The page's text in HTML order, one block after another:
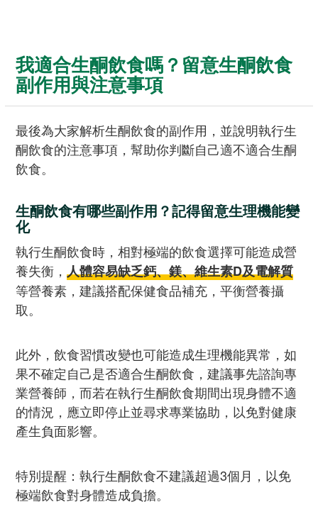
我適合生酮飲食嗎？留意生酮飲食
副作用與注意事項
最後為大家解析生酮飲食的副作用，並說明執行生
酮飲食的注意事項，幫助你判斷自己適不適合生酮
飲食。
生酮飲食有哪些副作用？記得留意生理機能變
化
執行生酮飲食時，相對極端的飲食選擇可能造成營
養失衡， 人體容易缺乏鈣、鎂、維生素D及電解質
等營養素，建議搭配保健食品補充，平衡營養攝
取。
此外，飲食習慣改變也可能造成生理機能異常，如
果不確定自己是否適合生酮飲食，建議事先諮詢專
業營養師，而若在執行生酮飲食期間出現身體不適
的情況，應立即停止並尋求專業協助，以免對健康
產生負面影響。
特別提醒：執行生酮飲食不建議超過3個月，以免
極端飲食對身體造成負擔。